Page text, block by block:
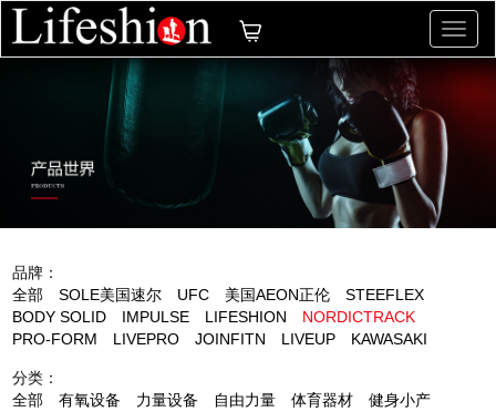
切
换
导
品牌：
全部
SOLE美国速尔 UFC 美国AEON正伦
STEEFLEX
BODY SOLID
IMPULSE LIFESHION
NORDICTRACK
PRO-FORM
LIVEPRO JOINFITN LIVEUP KAWASAKI
分类：
全部
有氧设备 力量设备 自由力量 体育器材
健身小产